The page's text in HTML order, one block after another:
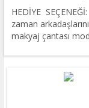
HEDİYE
zaman
makyaj çantası